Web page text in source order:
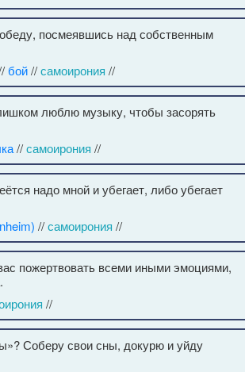
посмеявшись над собственным
бой//самоирония //
люблю музыку, чтобы засорять
//самоирония //
надо мной и убегает, либо убегает
//самоирония //
пожертвовать всеми иными эмоциями,
//
Соберу свои сны, докурю и уйду